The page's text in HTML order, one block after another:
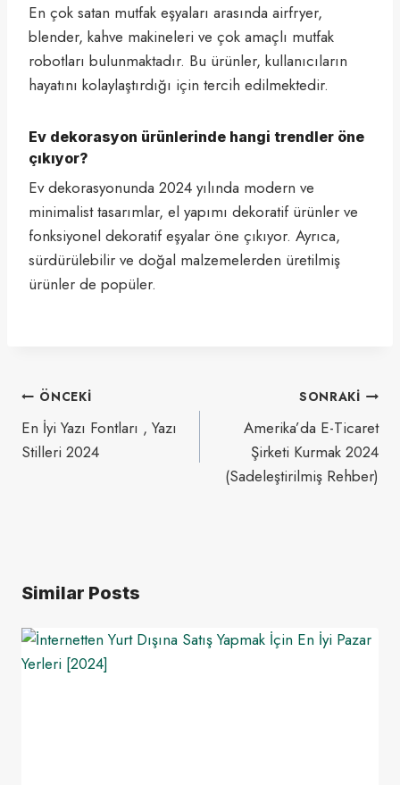
En çok satan mutfak eşyaları arasında airfryer,
blender, kahve makineleri ve çok amaçlı mutfak
robotları bulunmaktadır. Bu ürünler, kullanıcıların
hayatını kolaylaştırdığı için tercih edilmektedir.
Ev dekorasyon ürünlerinde hangi trendler öne
çıkıyor?
Ev dekorasyonunda 2024 yılında modern ve
minimalist tasarımlar, el yapımı dekoratif ürünler ve
fonksiyonel dekoratif eşyalar öne çıkıyor. Ayrıca,
sürdürülebilir ve doğal malzemelerden üretilmiş
ürünler de popüler.
Yazı
gezinmesi
ÖNCEKI
En İyi Yazı Fontları , Yazı
Stilleri 2024
SONRAKI
Amerika’da E-Ticaret
Şirketi Kurmak 2024
(Sadeleştirilmiş Rehber)
Similar Posts